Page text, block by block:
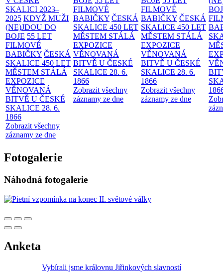
SKALICI 2023–
2025 KDYŽ MUŽI
(NE)JDOU DO
BOJE 55 LET
FILMOVÉ
BABIČKY ČESKÁ
SKALICE 450 LET
MĚSTEM STÁLÁ
EXPOZICE
VĚNOVANÁ
BITVĚ U ČESKÉ
SKALICE 28. 6.
1866
Zobrazit všechny
záznamy ze dne
FILMOVÉ
BABIČKY ČESKÁ
SKALICE 450 LET
MĚSTEM STÁLÁ
EXPOZICE
VĚNOVANÁ
BITVĚ U ČESKÉ
SKALICE 28. 6.
1866
Zobrazit všechny
záznamy ze dne
FILMOVÉ
BABIČKY ČESKÁ
SKALICE 450 LET
MĚSTEM STÁLÁ
EXPOZICE
VĚNOVANÁ
BITVĚ U ČESKÉ
SKALICE 28. 6.
1866
Zobrazit všechny
záznamy ze dne
Fotogalerie
Náhodná fotogalerie
Anketa
Vybírali jsme královnu Jiřinkových slavností